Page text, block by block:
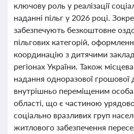
ключову роль у реалізації
наданні пільг у 2026 році.
забезпечують безкоштовне
пільгових категорій,
координацію з дитячими
регіонах України. Також
надання одноразової грошової
внутрішньо переміщеним
області, що є частиною
соціально вразливих груп
житлового забезпечення